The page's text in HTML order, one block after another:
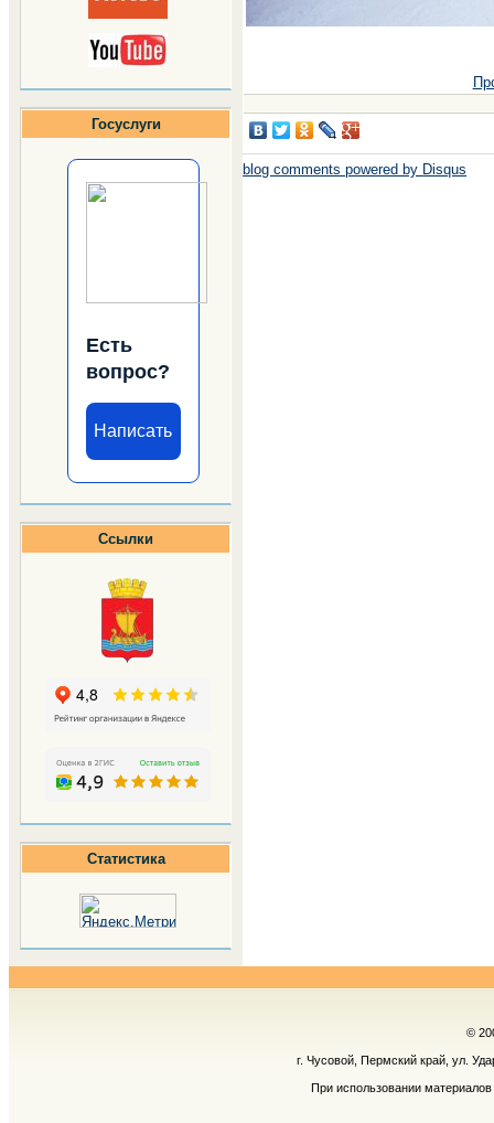
Госуслуги
Есть
вопрос?
Написать
Ссылки
Статистика
blog comments powered by Disqus
©
г. Чусовой, Пермский край, ул.
При использовании